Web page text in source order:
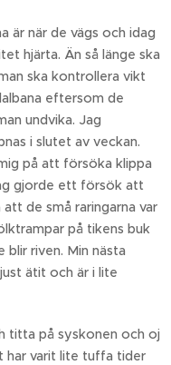
är när de vägs och idag
hjärta. Än så länge ska
ska kontrollera vikt
eftersom de
undvika. Jag
i slutet av veckan.
på att försöka klippa
gjorde ett försök att
de små raringarna var
på tikens buk
blir riven. Min nästa
ätit och är i lite
titta på syskonen och oj
har varit lite tuffa tider